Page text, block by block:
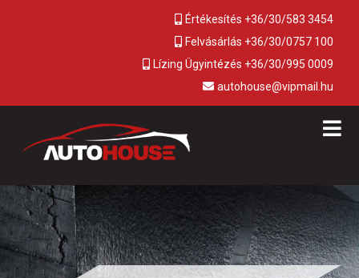
Értékesítés +36/30/583 3454
Felvásárlás +36/30/0757 100
Lízing Ügyintézés +36/30/995 0009
autohouse@vipmail.hu